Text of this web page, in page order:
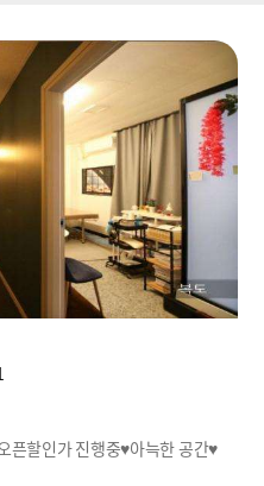
픈할인가 진행중♥아늑한 공간♥